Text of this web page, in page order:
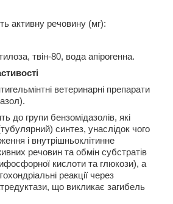
активну речовину (мг):
твін-80, вода апірогенна.
ветеринарні препарати
до групи бензомідазолів, які
синтез, унаслідок чого
і внутрішньоклітинне
речовин та обмін субстратів
кислоти та глюкози), а
реакції через
що викликає загибель